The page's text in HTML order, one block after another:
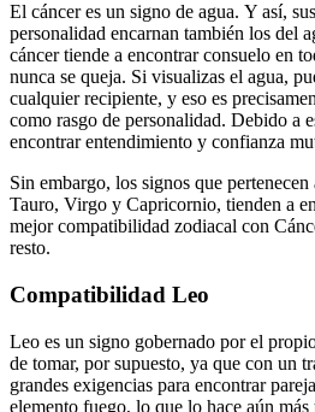
El cáncer es un signo de agua. Y así,
personalidad encarnan también los del
cáncer tiende a encontrar consuelo en
nunca se queja. Si visualizas el agua,
cualquier recipiente, y eso es
como rasgo de personalidad. Debido a
encontrar entendimiento y confianza
Sin embargo, los signos que
Tauro, Virgo y Capricornio, tienden a
mejorcompatibilidad zodiacal con
resto.
Compatibilidad Leo
Leo es un signo gobernado por el
de tomar, por supuesto, ya que con un
grandes exigencias para encontrar
elemento fuego, lo que lo hace aún